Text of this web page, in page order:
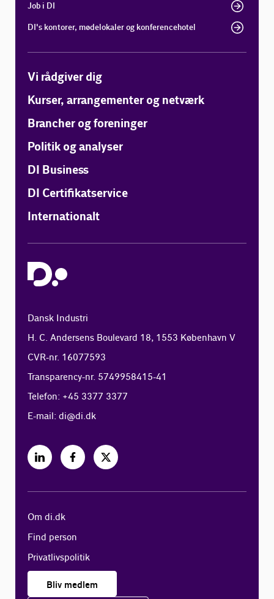
Job i DI
DI's kontorer, mødelokaler og konferencehotel
Vi rådgiver dig
Kurser, arrangementer og netværk
Brancher og foreninger
Politik og analyser
DI Business
DI Certifikatservice
Internationalt
Dansk Industri
H. C. Andersens Boulevard 18, 1553 København V
CVR-nr. 16077593
Transparency-nr. 5749958415-41
Telefon: +45 3377 3377
E-mail:di@di.dk
Om di.dk
Find person
Privatlivspolitik
Bliv medlem